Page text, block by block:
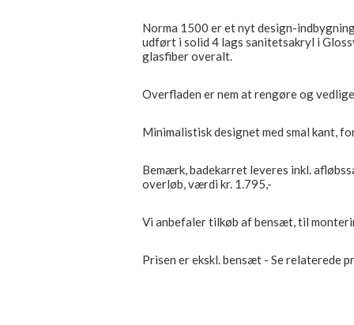
Norma 1500 er et nyt design-
udført i solid 4 lags sanitetsakryl i
glasfiber overalt.
Overfladen er nem at rengøre og
Minimalistisk designet med smal kant,
Bemærk, badekarret leveres inkl.
overløb, værdi kr. 1.795,-
Vi anbefaler tilkøb af bensæt, til
Prisen er ekskl. bensæt - Se relaterede